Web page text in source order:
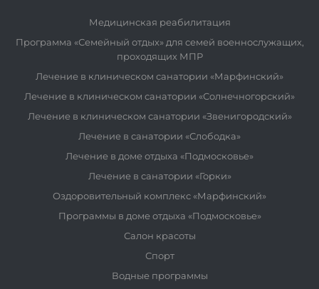
Медицинская реабилитация
Программа «Семейный отдых» для семей военнослужащих,
проходящих МПР
Лечение в клиническом санатории «Марфинский»
Лечение в клиническом санатории «Солнечногорский»
Лечение в клиническом санатории «Звенигородский»
Лечение в санатории «Слободка»
Лечение в доме отдыха «Подмосковье»
Лечение в санатории «Горки»
Оздоровительный комплекс «Марфинский»
Программы в доме отдыха «Подмосковье»
Салон красоты
Спорт
Водные программы